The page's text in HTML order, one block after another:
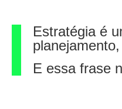
Estratégia é
E essa frase